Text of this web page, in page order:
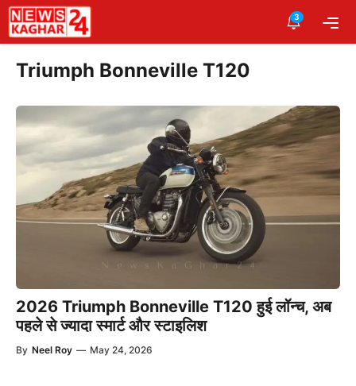
Skip
to
content
3
Triumph Bonneville T120
2026 Triumph Bonneville T120 हुई लॉन्च, अब
पहले से ज्यादा स्मार्ट और स्टाइलिश
By Neel Roy — May 24, 2026